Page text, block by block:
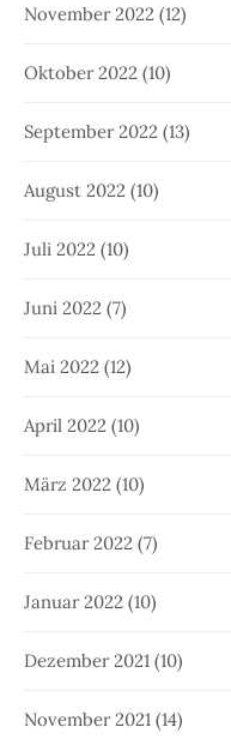
November 2022 (12)
Oktober 2022 (10)
September 2022 (13)
August 2022 (10)
Juli 2022 (10)
Juni 2022 (7)
Mai 2022 (12)
April 2022 (10)
März 2022 (10)
Februar 2022 (7)
Januar 2022 (10)
Dezember 2021 (10)
November 2021 (14)